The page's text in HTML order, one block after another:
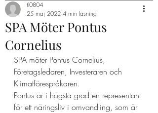
SPA Möter Pontus
Cornelius
tl0804
25 maj 2022 4 min läsning
SPA möter Pontus Cornelius,
Företagsledaren, Investeraren och
Klimatförespråkaren.
Pontus är i högsta grad en representant
för ett näringsliv i omvandling, som är